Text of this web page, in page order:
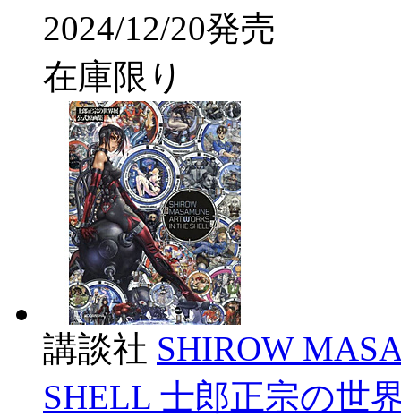
2024/12/20発売
在庫限り
講談社 SHIROW
SHELL 士郎正宗の世